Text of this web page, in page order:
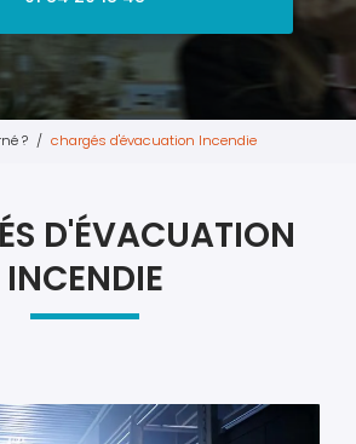
? chargés d'évacuation Incendie
D'ÉVACUATION
INCENDIE